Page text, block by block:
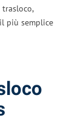
più semplice